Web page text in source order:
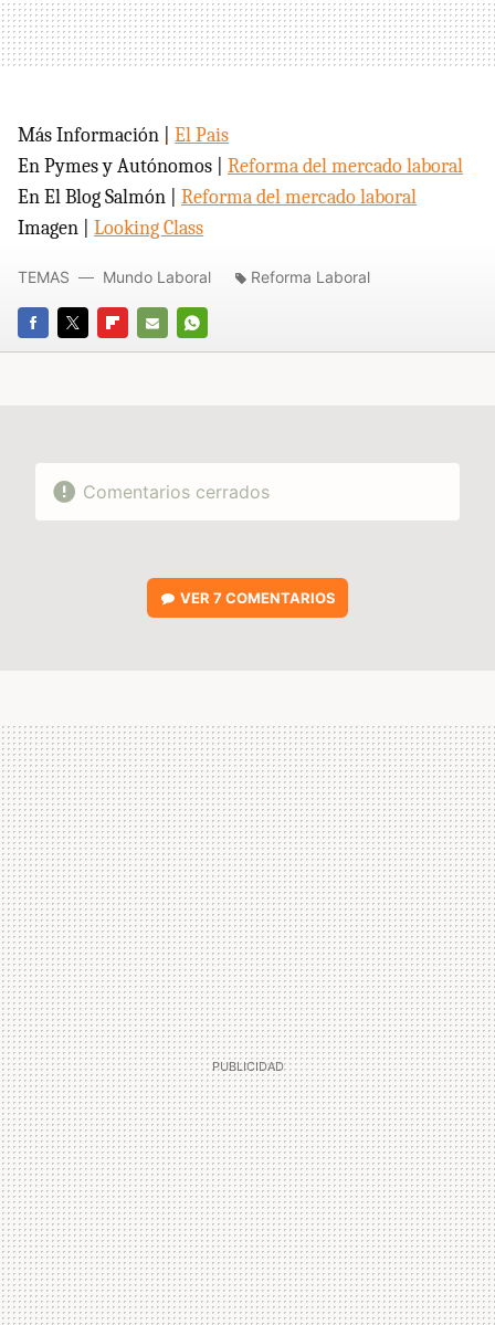
Más Información | El Pais
En Pymes y Autónomos | Reforma del mercado laboral
En El Blog Salmón | Reforma del mercado laboral
Imagen | Looking Class
FACEBOOK
TWITTERFLIPBOARD
E-
WHATSAPP
TEMAS Mundo Laboral Reforma Laboral
Comentarios cerrados
VER7 COMENTARIOS